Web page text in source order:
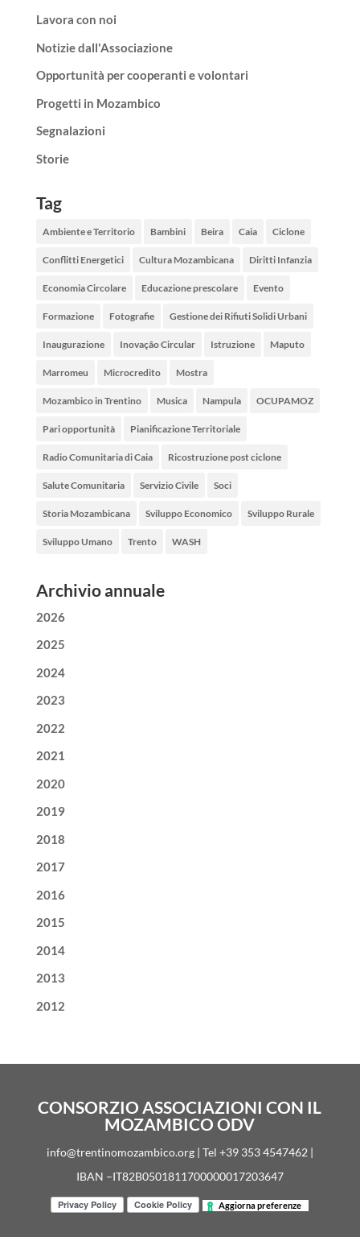
Lavora con noi
Notizie dall'Associazione
Opportunità per cooperanti e volontari
Progetti in Mozambico
Segnalazioni
Storie
Tag
Ambiente e Territorio Bambini Beira Caia Ciclone
Conflitti Energetici Cultura Mozambicana Diritti Infanzia
Economia Circolare Educazione prescolare Evento
Formazione Fotografie Gestione dei Rifiuti Solidi Urbani
Inaugurazione Inovação Circular Istruzione Maputo
Marromeu Microcredito Mostra
Mozambico in Trentino Musica Nampula OCUPAMOZ
Pari opportunità Pianificazione Territoriale
Radio Comunitaria di Caia Ricostruzione post ciclone
Salute Comunitaria Servizio Civile Soci
Storia Mozambicana Sviluppo Economico Sviluppo Rurale
Sviluppo Umano Trento WASH
Archivio annuale
2026
2025
2024
2023
2022
2021
2020
2019
2018
2017
2016
2015
2014
2013
2012
CONSORZIO ASSOCIAZIONI CON IL
MOZAMBICO ODV
info@trentinomozambico.org | Tel +39 353 4547462 |
IBAN –IT82B0501811700000017203647
Aggiorna preferenze